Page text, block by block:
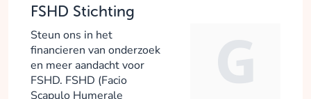
FSHD Stichting
Steun ons in het
financieren van onderzoek
en meer aandacht voor
FSHD. FSHD (Facio
Scapulo Humerale